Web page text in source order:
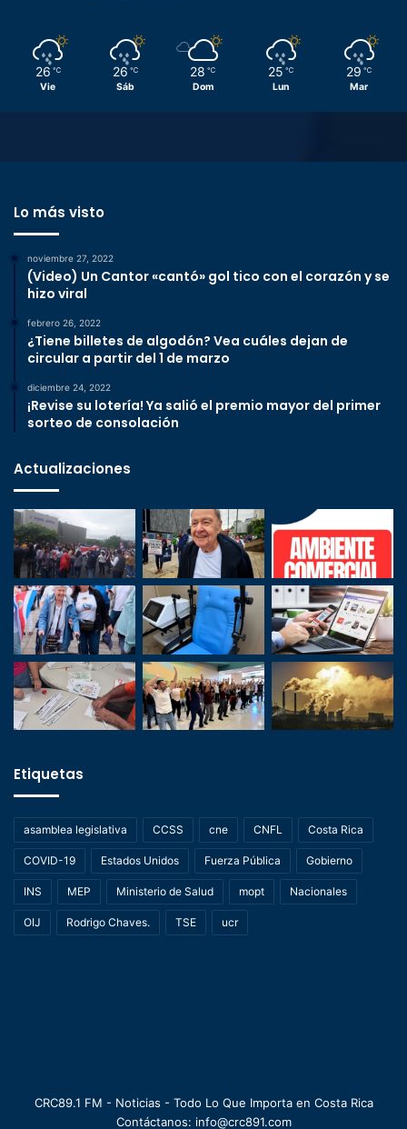
26 ℃
Vie
26 ℃
Sáb
28 ℃
Dom
25 ℃
Lun
29 ℃
Mar
Lo más visto
noviembre 27, 2022
(Video) Un Cantor «cantó» gol tico con el corazón y se
hizo viral
febrero 26, 2022
¿Tiene billetes de algodón? Vea cuáles dejan de
circular a partir del 1 de marzo
diciembre 24, 2022
¡Revise su lotería! Ya salió el premio mayor del primer
sorteo de consolación
Actualizaciones
Etiquetas
asamblea legislativa CCSS cne CNFL Costa Rica
COVID-19 Estados Unidos Fuerza Pública Gobierno
INS MEP Ministerio de Salud mopt Nacionales
OIJ Rodrigo Chaves. TSE ucr
CRC89.1 FM - Noticias - Todo Lo Que Importa en Costa Rica
Contáctanos: info@crc891.com